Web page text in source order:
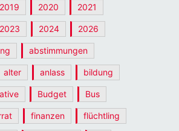
2019 2020 2021
2023 2024 2026
abstimmungen
alter anlass bildung
Budget Bus
finanzen flüchtling